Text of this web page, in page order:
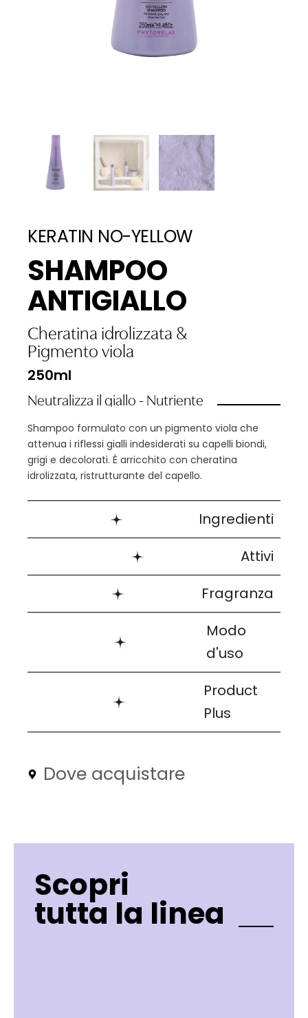
KERATIN NO-YELLOW
SHAMPOO
ANTIGIALLO
Cheratina idrolizzata&
Pigmento viola
250ml
Neutralizza il giallo - Nutriente
Shampoo formulato con un pigmento viola che
attenua i riflessi gialli indesiderati su capelli biondi,
grigi e decolorati. È arricchito con cheratina
idrolizzata, ristrutturante del capello.
Ingredienti
Attivi
Fragranza
Modo
d'uso
Product
Plus
Dove acquistare
Scopri
tutta la linea